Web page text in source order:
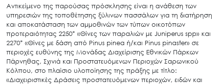
Αντικείμενο της παρούσας πρόσκλησης είναι η ανάθεση των
υπηρεσιών της τοποθέτησης ξύλινων πασσάλων για τη διατήρηση
και αποκατάσταση των αμμοθινών των τύπων οικοτόπων
προτεραιότητας 2250* «Θίνες των παραλιών με Juniperus spp» και
2270* «Θίνες με δάση από Pinus pinea ή/και Pinus pinaster» σε
περιοχές ευθύνης της Μονάδας Διαχείρισης Εθνικών Πάρκων
Πάρνηθας, Σχινιά και Προστατευόμενων Περιοχών Σαρωνικού
Κόλπου, στο πλαίσιο υλοποίησης της πράξης με τίτλο:
«Διαχειριστικές Δράσεις προστατευόμενων περιοχών, ειδών και